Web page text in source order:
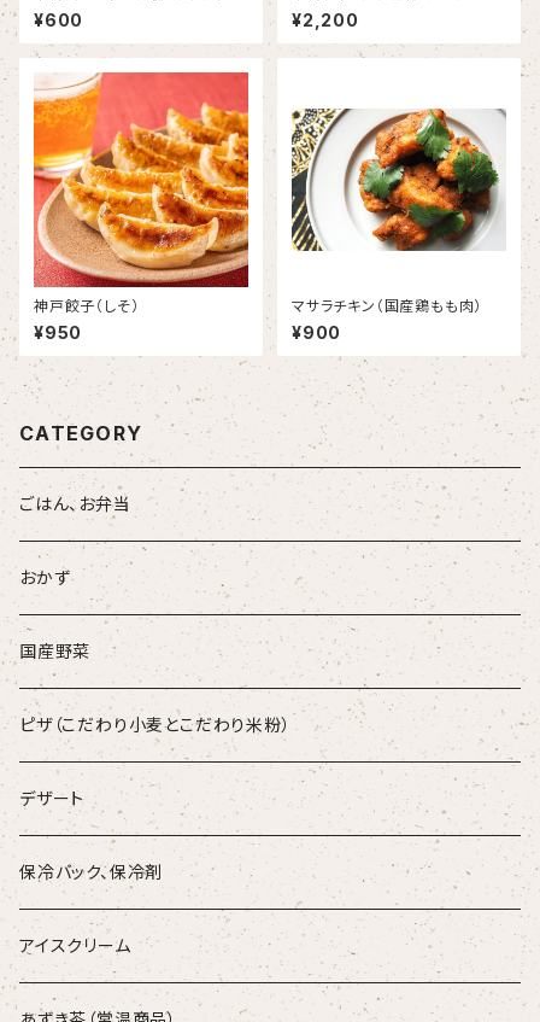
ー】
¥600
茶・チョコレート・キャラメル）※
化粧付き
¥2,200
神戸餃子（しそ）
¥950
マサラチキン（国産鶏もも肉）
¥900
CATEGORY
ごはん、お弁当
おかず
国産野菜
ピザ（こだわり小麦とこだわり米粉）
デザート
保冷バック、保冷剤
アイスクリーム